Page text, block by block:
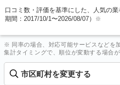
口コミ数・評価を基準にした、人気の
期間：2017/10/1〜2026/08/07） ※
※ 同率の場合、対応可能サービスなどを
集計タイミングで、順位が変動する場合
市区町村を変更する